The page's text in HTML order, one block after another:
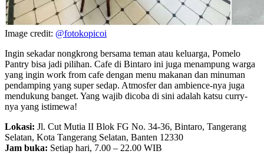
Image credit: @fotokopicoi
Ingin sekadar nongkrong bersama teman atau keluarga, Pomelo
Pantry bisa jadi pilihan. Cafe di Bintaro ini juga menampung warga
yang ingin work from cafe dengan menu makanan dan minuman
pendamping yang super sedap. Atmosfer dan ambience-nya juga
mendukung banget. Yang wajib dicoba di sini adalah katsu curry-
nya yang istimewa!
Lokasi: Jl. Cut Mutia II Blok FG No. 34-36, Bintaro, Tangerang
Selatan, Kota Tangerang Selatan, Banten 12330
Jam buka: Setiap hari, 7.00 – 22.00 WIB